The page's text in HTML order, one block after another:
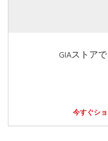
GIAストア
今すぐシ